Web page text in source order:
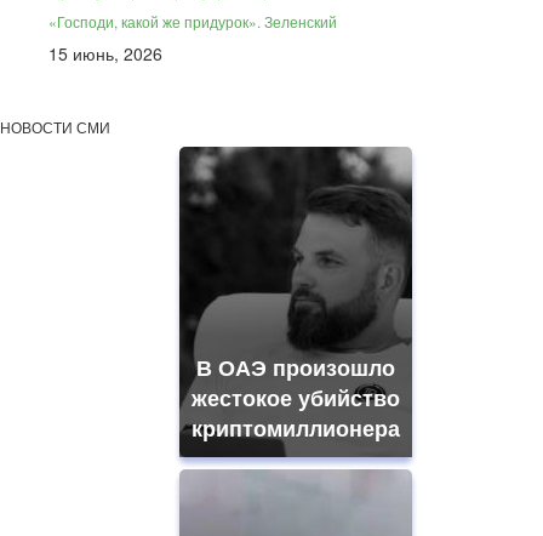
«Господи, какой же придурок». Зеленский
15 июнь, 2026
НОВОСТИ СМИ
В ОАЭ произошло
жестокое убийство
криптомиллионера